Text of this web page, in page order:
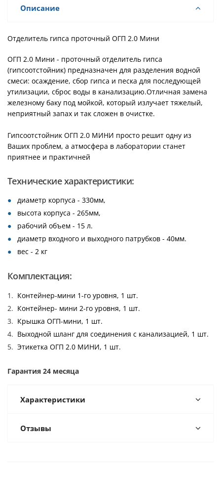
Описание
Отделитель гипса проточный ОГП 2.0 Мини
ОГП 2.0 Мини - проточный отделитель гипса
(гипсоотстойник) предназначен для разделения водной
смеси: осаждение, сбор гипса и песка для последующей
утилизации, сброс воды в канализацию.Отличная замена
железному баку под мойкой, который излучает тяжелый,
неприятный запах и так сложен в очистке.
Гипсоотстойник ОГП 2.0 МИНИ просто решит одну из
Ваших проблем, а атмосфера в лаборатории станет
приятнее и практичней
Технические характеристики:
диаметр корпуса - 330мм,
высота корпуса - 265мм,
рабочий объем - 15 л.
диаметр входного и выходного патрубков - 40мм.
вес - 2 кг
Комплектация:
Контейнер-мини 1-го уровня, 1 шт.
Контейнер- мини 2-го уровня, 1 шт.
Крышка ОГП-мини, 1 шт.
Выходной шланг для соединения с канализацией, 1 шт.
Этикетка ОГП 2.0 МИНИ, 1 шт.
Гарантия 24 месяца
Характеристики
Отзывы